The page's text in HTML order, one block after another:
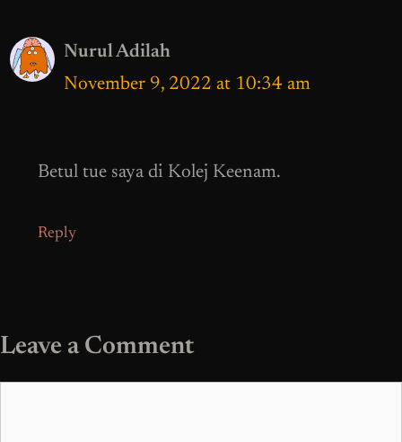
Nurul Adilah
November 9, 2022 at 10:34 am
Betul tue saya di Kolej Keenam.
Reply
Leave a Comment